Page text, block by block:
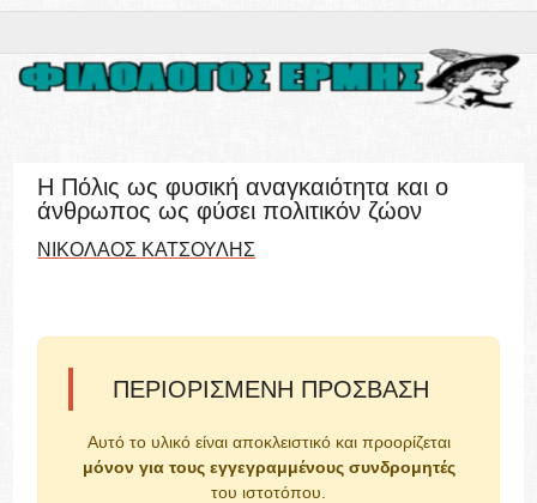
Η Πόλις ως φυσική αναγκαιότητα και ο
άνθρωπος ως φύσει πολιτικόν ζώον
ΝΙΚΟΛΑΟΣ ΚΑΤΣΟΥΛΗΣ
ΠΕΡΙΟΡΙΣΜΈΝΗ ΠΡΌΣΒΑΣΗ
Αυτό το υλικό είναι αποκλειστικό και προορίζεται
μόνον για τους εγγεγραμμένους συνδρομητές
του ιστοτόπου.